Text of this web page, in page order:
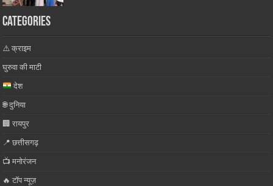
Categories
⚠️ क्राइम
घुरुवा की माटी
देश
🌐 दुनिया
🏢 रायपुर
📍 छत्तीसगढ़
📺 मनोरंजन
🔥 टॉप न्यूज़